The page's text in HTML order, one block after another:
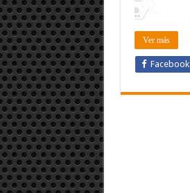
Ver más
Facebook